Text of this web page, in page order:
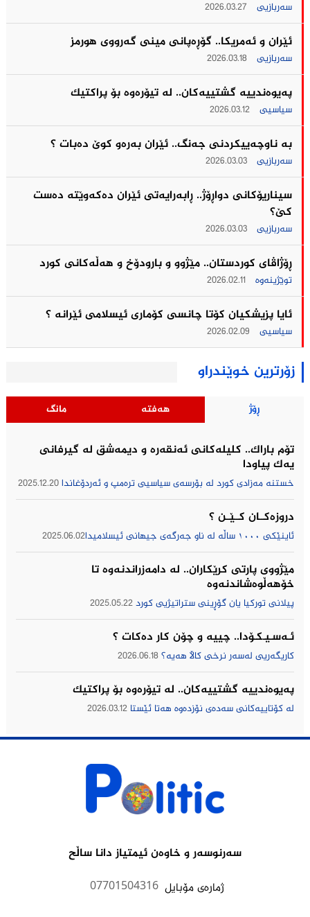
سەربازیی 2026.03.27
ئێران و ئه‌مریكا.. گۆڕەپانی مینی گه‌رووی هورمز
سەربازیی 2026.03.18
په‌یوه‌ندییه‌ گشتییه‌كان.. له‌ تیۆره‌وه‌ بۆ پراكتیك
سیاسیی 2026.03.12
بە ناوچەییکردنی جەنگ.. ئێران به‌ره‌و كوێ ده‌بات ؟
سەربازیی 2026.03.03
سیناریۆکانی دواڕۆژ.. ڕابەرایەتی ئێران دەکەوێتە دەست
کێ؟
سەربازیی 2026.03.03
ڕۆژاڤای کوردستان.. مێژوو و بارودۆخ و هەڵەکانی کورد
توێژینەوە 2026.02.11
ئایا پزیشکیان کۆتا چانسی کۆماری ئیسلامی ئێرانه ؟
سیاسیی 2026.02.09
زۆرترین خوێندراو
ڕۆژ هەفتە مانگ
تۆم باراك.. کلیلەکانی ئەنقەرە و دیمەشق لە گیرفانی
یەک پیاودا
خستنە مەزادی کورد لە بۆرسەی سیاسیی ترەمپ و ئەردۆغاندا 2025.12.20
دروزەکــان کــێــن ؟
ئاینێکی ١٠٠٠ ساڵە لە ناو جەرگەی جیهانی ئیسلامیدا 2025.06.02
مێژووى پارتى كرێكاران.. لە دامەزراندنەوە تا
خۆهەڵوەشاندنەوە
پیلانی توركیا یان گۆڕینی ستراتیژیی كورد 2025.05.22
ئـەسـیـکـۆدا.. چییه‌ و چۆن كار ده‌كات ؟
كاریگه‌ریی له‌سه‌ر نرخی كاڵا هه‌یه‌؟ 2026.06.18
په‌یوه‌ندییه‌ گشتییه‌كان.. له‌ تیۆره‌وه‌ بۆ پراكتیك
له‌ كۆتاییه‌كانی سه‌ده‌ی نۆزده‌وه‌ هه‌تا ئێستا 2026.03.12
سەرنوسەر و خاوەن ئیمتیاز دانا ساڵح
ژمارەى مۆبایل 07701504316